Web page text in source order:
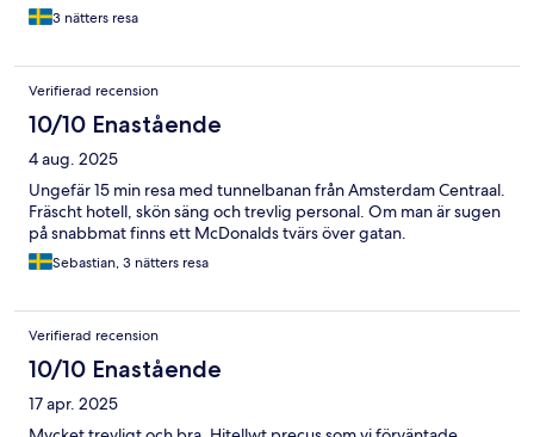
3 nätters resa
Verifierad recension
10/10 Enastående
4 aug. 2025
Ungefär 15 min resa med tunnelbanan från Amsterdam Centraal.
Fräscht hotell, skön säng och trevlig personal. Om man är sugen
på snabbmat finns ett McDonalds tvärs över gatan.
Sebastian, 3 nätters resa
Verifierad recension
10/10 Enastående
17 apr. 2025